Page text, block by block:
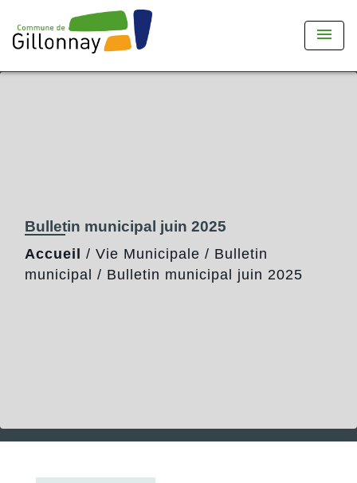
menu
Bulletin municipal juin 2025
Accueil / Vie Municipale / Bulletin
municipal / Bulletin municipal juin 2025